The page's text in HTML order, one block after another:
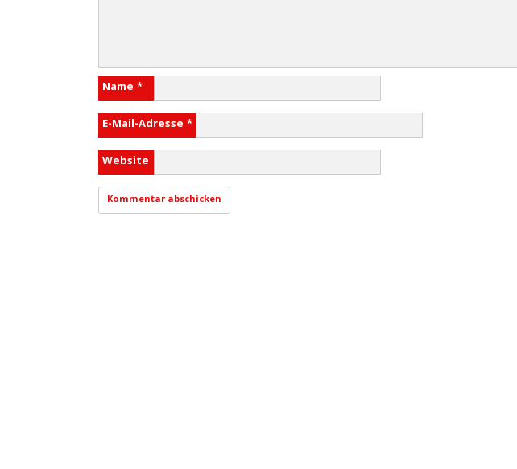
Name *
E-Mail-Adresse *
Website